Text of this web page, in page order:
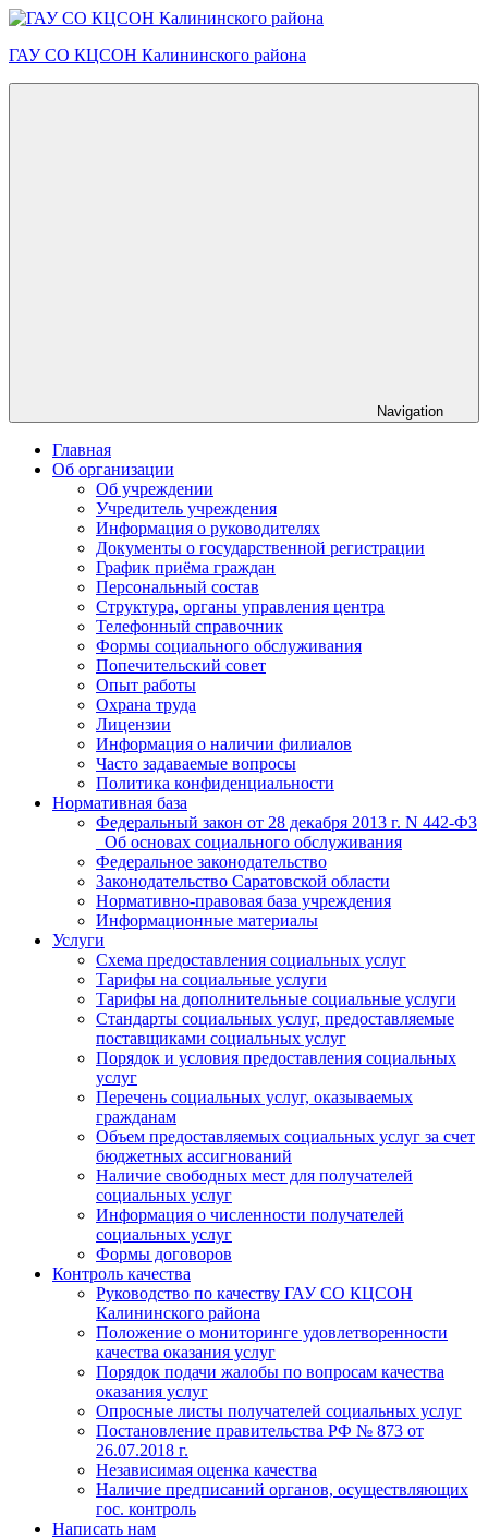
Skip
content
ГАУ СО КЦСОН Калининского района
Navigation
Главная
Об организации
Об учреждении
Учредитель учреждения
Информация о руководителях
Документы о государственной регистрации
График приёма граждан
Персональный состав
Структура, органы управления центра
Телефонный справочник
Формы социального обслуживания
Попечительский совет
Опыт работы
Охрана труда
Лицензии
Информация о наличии филиалов
Часто задаваемые вопросы
Политика конфиденциальности
Нормативная база
Федеральный закон от 28 декабря 2013 г. N 442-ФЗ
_Об основах социального обслуживания
Федеральное законодательство
Законодательство Саратовской области
Нормативно-правовая база учреждения
Информационные материалы
Услуги
Схема предоставления социальных услуг
Тарифы на социальные услуги
Тарифы на дополнительные социальные услуги
Стандарты социальных услуг, предоставляемые
поставщиками социальных услуг
Порядок и условия предоставления социальных
услуг
Перечень социальных услуг, оказываемых
гражданам
Объем предоставляемых социальных услуг за счет
бюджетных ассигнований
Наличие свободных мест для получателей
социальных услуг
Информация о численности получателей
социальных услуг
Формы договоров
Контроль качества
Руководство по качеству ГАУ СО КЦСОН
Калининского района
Положение о мониторинге удовлетворенности
качества оказания услуг
Порядок подачи жалобы по вопросам качества
оказания услуг
Опросные листы получателей социальных услуг
Постановление правительства РФ № 873 от
26.07.2018 г.
Независимая оценка качества
Наличие предписаний органов, осуществляющих
гос. контроль
Написать нам